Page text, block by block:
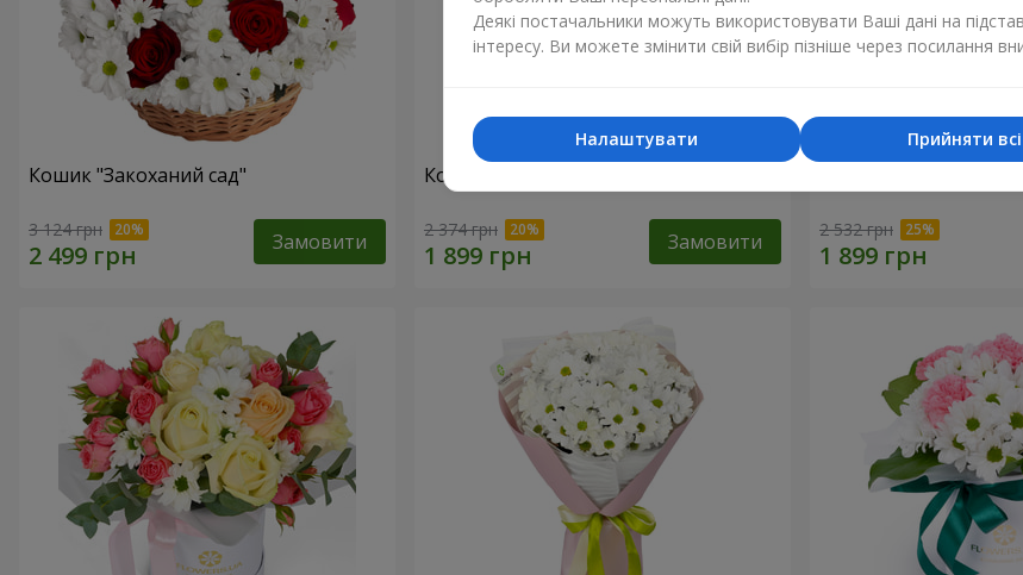
Кошик "Закоханий сад"
3 124 грн Замовити
Композиція "Charlotte"
2 374 грн Замовити 2 532 грн
Деякі постачальники можуть використовувати Ваші дані на
інтересу. Ви можете змінити свій вибір пізніше через посилання
Прийняти всі
Налаштувати